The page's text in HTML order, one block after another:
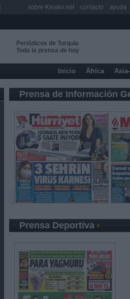
Periódicos de Turquía
Toda la prensa de hoy
Inicio África
Prensa de Información
Prensa Deportiva
sobre Kiosko.net contacto ayuda